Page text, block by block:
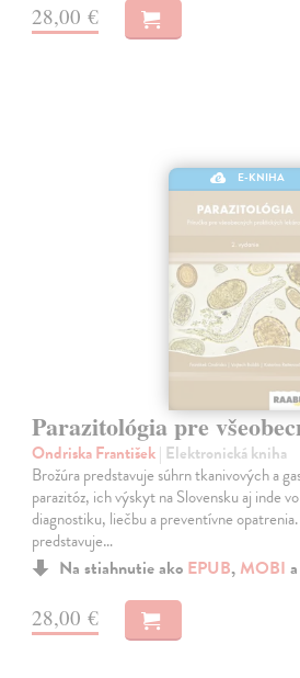
28,00 €
E-KNIHA
Parazitológia pre
Ondriska František| Elektronická kniha
Brožúra predstavuje súhrn tkanivových a
parazitóz, ich výskyt na Slovensku aj inde
diagnostiku, liečbu a preventívne
predstavuje…
Na stiahnutie ako EPUB, MOBI a
28,00 €